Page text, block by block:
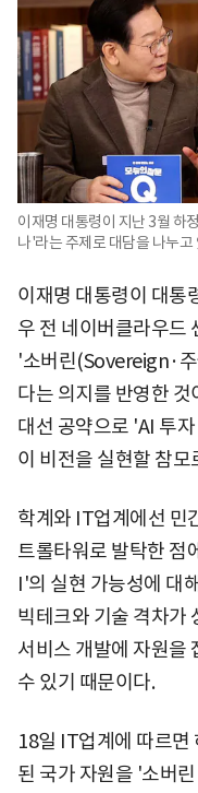
이재명 대통령이 지난 3월 하
나'라는 주제로 대담을 나누
이재명 대통령이 대통
우 전 네이버클라우드
'소버린(Sovereign·
다는 의지를 반영한
대선 공약으로 'AI 투
이 비전을 실현할 참
학계와 IT업계에선 민
트롤타워로 발탁한 점
I'의 실현 가능성에 대
빅테크와 기술 격차가
서비스 개발에 자원을
수 있기 때문이다.
18일 IT업계에 따르면
된 국가 자원을 '소버